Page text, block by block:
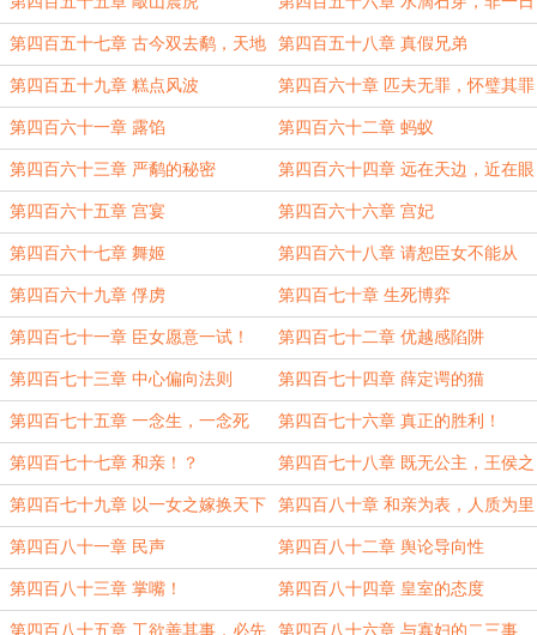
之功
第四百五十七章 古今双去鹬，天地
一轻航
第四百五十八章 真假兄弟
第四百五十九章 糕点风波 第四百六十章 匹夫无罪，怀璧其罪
第四百六十一章 露馅 第四百六十二章 蚂蚁
第四百六十三章 严鹬的秘密 第四百六十四章 远在天边，近在眼
前
第四百六十五章 宫宴 第四百六十六章 宫妃
第四百六十七章 舞姬 第四百六十八章 请恕臣女不能从
命！
第四百六十九章 俘虏 第四百七十章 生死博弈
第四百七十一章 臣女愿意一试！ 第四百七十二章 优越感陷阱
第四百七十三章 中心偏向法则 第四百七十四章 薛定谔的猫
第四百七十五章 一念生，一念死 第四百七十六章 真正的胜利！
第四百七十七章 和亲！？ 第四百七十八章 既无公主，王侯之
女亦可！
第四百七十九章 以一女之嫁换天下
太平！
第四百八十章 和亲为表，人质为里
第四百八十一章 民声 第四百八十二章 舆论导向性
第四百八十三章 掌嘴！ 第四百八十四章 皇室的态度
第四百八十五章 工欲善其事，必先 第四百八十六章 与寡妇的二三事